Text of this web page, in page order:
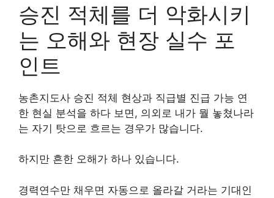
승진 적체를 더 악화시키
는 오해와 현장 실수 포
인트
농촌지도사 승진 적체 현상과 직급별 진급 가능 연
한 현실 분석을 하다 보면, 의외로 내가 뭘 놓쳤나라
는 자기 탓으로 흐르는 경우가 많습니다.
하지만 흔한 오해가 하나 있습니다.
경력연수만 채우면 자동으로 올라갈 거라는 기대인